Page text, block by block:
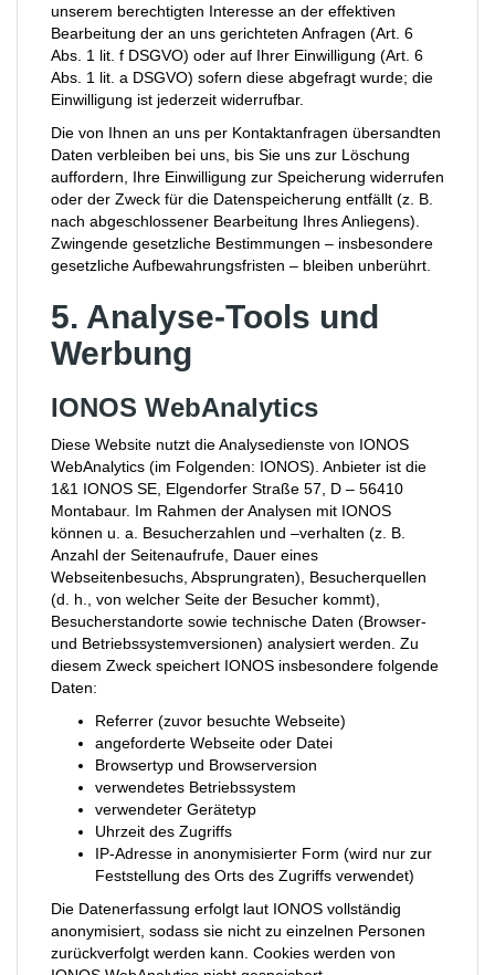
unserem berechtigten Interesse an der effektiven
Bearbeitung der an uns gerichteten Anfragen (Art. 6
Abs. 1 lit. f DSGVO) oder auf Ihrer Einwilligung (Art. 6
Abs. 1 lit. a DSGVO) sofern diese abgefragt wurde; die
Einwilligung ist jederzeit widerrufbar.
Die von Ihnen an uns per Kontaktanfragen übersandten
Daten verbleiben bei uns, bis Sie uns zur Löschung
auffordern, Ihre Einwilligung zur Speicherung widerrufen
oder der Zweck für die Datenspeicherung entfällt (z. B.
nach abgeschlossener Bearbeitung Ihres Anliegens).
Zwingende gesetzliche Bestimmungen – insbesondere
gesetzliche Aufbewahrungsfristen – bleiben unberührt.
5. Analyse-Tools und
Werbung
IONOS WebAnalytics
Diese Website nutzt die Analysedienste von IONOS
WebAnalytics (im Folgenden: IONOS). Anbieter ist die
1&1 IONOS SE, Elgendorfer Straße 57, D – 56410
Montabaur. Im Rahmen der Analysen mit IONOS
können u. a. Besucherzahlen und –verhalten (z. B.
Anzahl der Seitenaufrufe, Dauer eines
Webseitenbesuchs, Absprungraten), Besucherquellen
(d. h., von welcher Seite der Besucher kommt),
Besucherstandorte sowie technische Daten (Browser-
und Betriebssystemversionen) analysiert werden. Zu
diesem Zweck speichert IONOS insbesondere folgende
Daten:
Referrer (zuvor besuchte Webseite)
angeforderte Webseite oder Datei
Browsertyp und Browserversion
verwendetes Betriebssystem
verwendeter Gerätetyp
Uhrzeit des Zugriffs
IP-Adresse in anonymisierter Form (wird nur zur
Feststellung des Orts des Zugriffs verwendet)
Die Datenerfassung erfolgt laut IONOS vollständig
anonymisiert, sodass sie nicht zu einzelnen Personen
zurückverfolgt werden kann. Cookies werden von